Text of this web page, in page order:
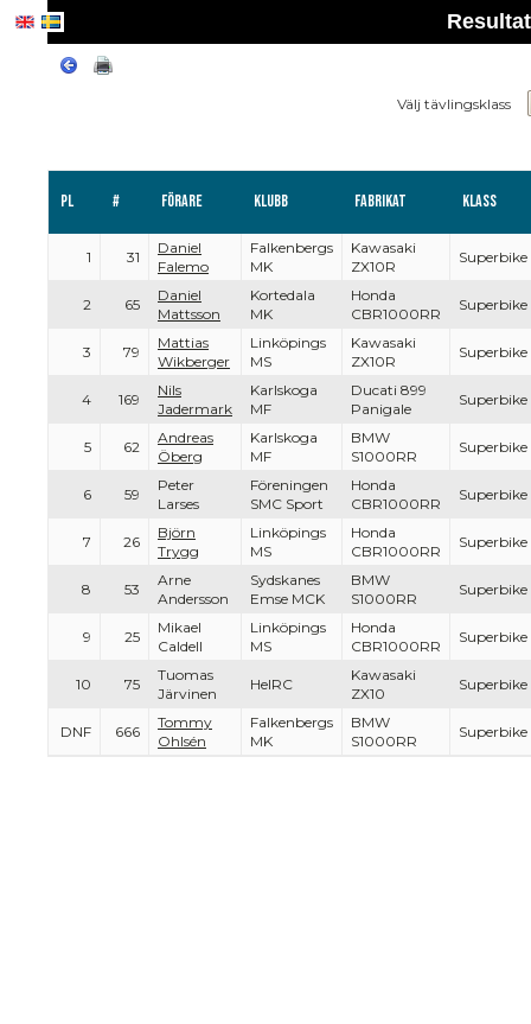
Välj tävlingsklass
Pl # Förare Klubb Fabrikat Klass
1 31
Daniel
Falemo
Falkenbergs
MK
Kawasaki
ZX10R
Superbike
2 65
Daniel
Mattsson
Kortedala
MK
Honda
CBR1000RR
Superbike
3 79
Mattias
Wikberger
Linköpings
MS
Kawasaki
ZX10R
Superbike
4 169
Nils
Jadermark
Karlskoga
MF
Ducati 899
Panigale
Superbike
5 62
Andreas
Öberg
Karlskoga
MF
BMW
S1000RR
Superbike
6 59
Peter
Larses
Föreningen
SMC Sport
Honda
CBR1000RR
Superbike
7 26
Björn
Trygg
Linköpings
MS
Honda
CBR1000RR
Superbike
8 53
Arne
Andersson
Sydskanes
Emse MCK
BMW
S1000RR
Superbike
9 25
Mikael
Caldell
Linköpings
MS
Honda
CBR1000RR
Superbike
10 75
Tuomas
Järvinen
HelRC
Kawasaki
ZX10
Superbike
DNF 666
Tommy
Ohlsén
Falkenbergs
MK
BMW
S1000RR
Superbike